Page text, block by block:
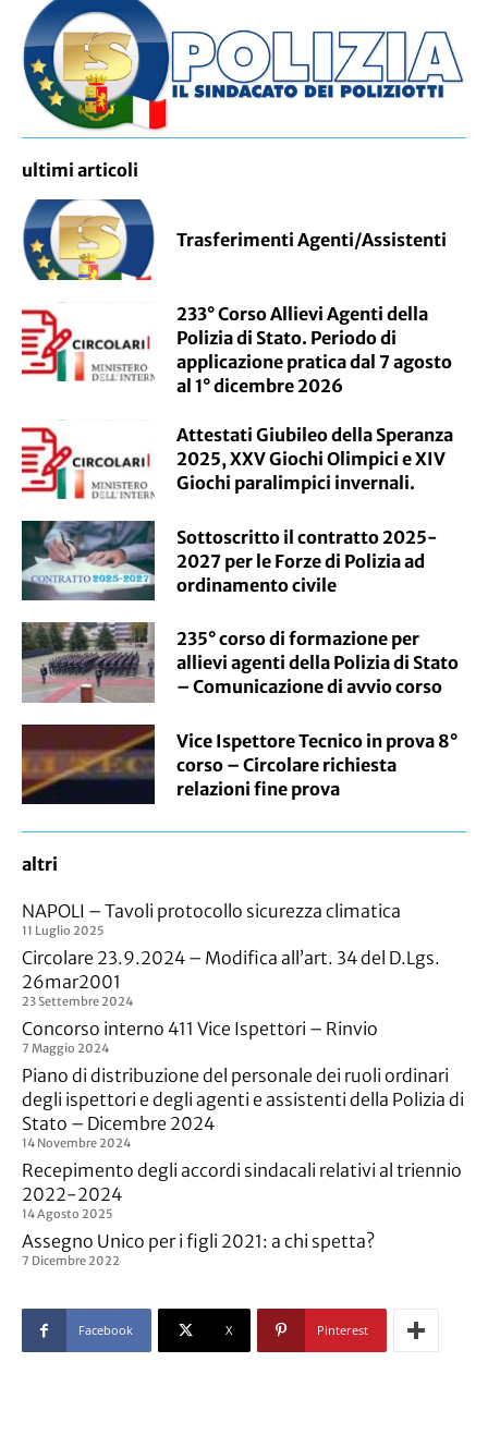
ultimi articoli
Trasferimenti Agenti/Assistenti
233° Corso Allievi Agenti della
Polizia di Stato. Periodo di
applicazione pratica dal 7 agosto
al 1° dicembre 2026
Attestati Giubileo della Speranza
2025, XXV Giochi Olimpici e XIV
Giochi paralimpici invernali.
Sottoscritto il contratto 2025-
2027 per le Forze di Polizia ad
ordinamento civile
235° corso di formazione per
allievi agenti della Polizia di Stato
– Comunicazione di avvio corso
Vice Ispettore Tecnico in prova 8°
corso – Circolare richiesta
relazioni fine prova
altri
NAPOLI – Tavoli protocollo sicurezza climatica
11 Luglio 2025
Circolare 23.9.2024 – Modifica all’art. 34 del D.Lgs.
26mar2001
23 Settembre 2024
Concorso interno 411 Vice Ispettori – Rinvio
7 Maggio 2024
Piano di distribuzione del personale dei ruoli ordinari
degli ispettori e degli agenti e assistenti della Polizia di
Stato – Dicembre 2024
14 Novembre 2024
Recepimento degli accordi sindacali relativi al triennio
2022-2024
14 Agosto 2025
Assegno Unico per i figli 2021: a chi spetta?
7 Dicembre 2022
Facebook X Pinterest